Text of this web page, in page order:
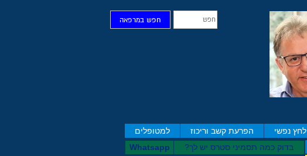
לחץ נפשי הפרעת קשב וריכוז למטופלים
חפש במרפאה
בדוק כמה תסמיני סט​רס יש לך? Whatsapp